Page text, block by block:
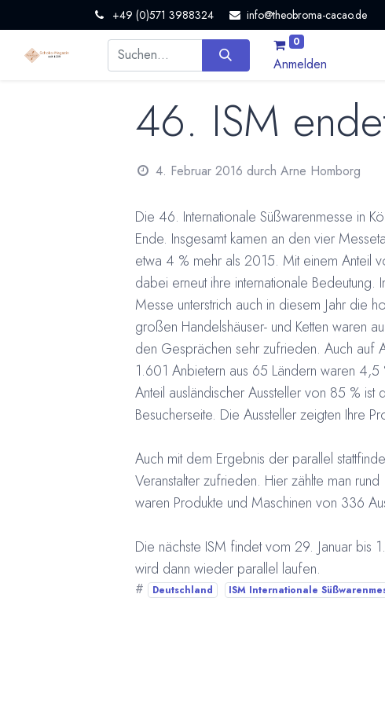
+49 (0)571 3988324 info@theobroma-cacao.de
0
Anmelden
46. ISM
4. Februar 2016 durch Arne Homborg
Die 46. Internationale Süßwarenmesse in
Ende. Insgesamt kamen an den vier
etwa 4 % mehr als 2015. Mit einem Anteil
dabei erneut ihre internationale Bedeutung.
Messe unterstrich auch in diesem Jahr die
großen Handelshäuser- und Ketten waren
den Gesprächen sehr zufrieden. Auch auf
1.601 Anbietern aus 65 Ländern waren
Anteil ausländischer Aussteller von 85 %
Besucherseite. Die Aussteller zeigten Ihre
Auch mit dem Ergebnis der parallel
Veranstalter zufrieden. Hier zählte man
waren Produkte und Maschinen von 336
Die nächste ISM findet vom 29. Januar bis
wird dann wieder parallel laufen.
# Deutschland ISM Internationale